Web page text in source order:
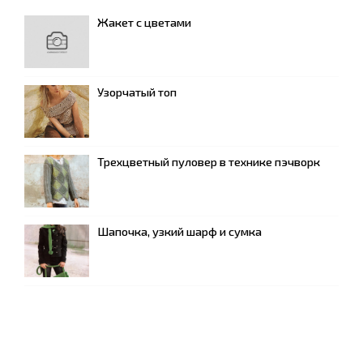
Жакет с цветами
Узорчатый топ
Трехцветный пуловер в технике пэчворк
Шапочка, узкий шарф и сумка